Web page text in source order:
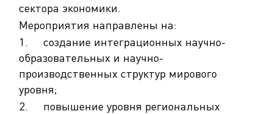
сектора экономики.
Мероприятия направлены на:
1. создание интеграционных научно-
образовательных и научно-
производственных структур мирового
уровня;
2. повышение уровня региональных